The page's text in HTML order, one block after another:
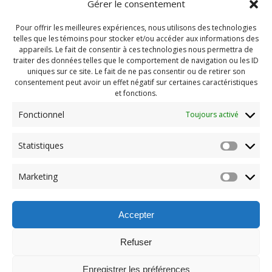
Gérer le consentement
Pour offrir les meilleures expériences, nous utilisons des technologies
telles que les témoins pour stocker et/ou accéder aux informations des
appareils. Le fait de consentir à ces technologies nous permettra de
traiter des données telles que le comportement de navigation ou les ID
uniques sur ce site. Le fait de ne pas consentir ou de retirer son
consentement peut avoir un effet négatif sur certaines caractéristiques
et fonctions.
Fonctionnel Toujours activé
Statistiques
Marketing
Accepter
Refuser
Enregistrer les préférences
Navigation
de
l'article
Previous:
post: